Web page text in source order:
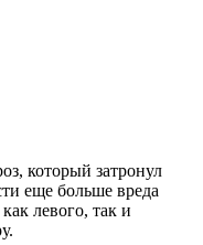
который затронул
еще больше вреда
левого, так и